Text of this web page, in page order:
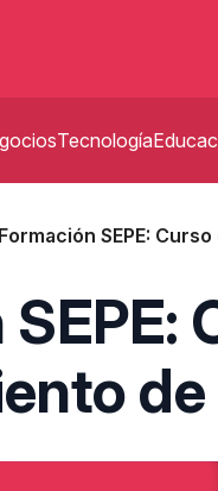
Tecnología
Formación SEPE: